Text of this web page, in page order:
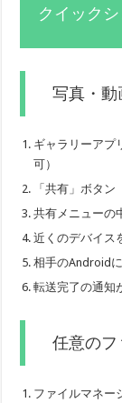
クイック
写真・動
ギャラリーアプ
可）
「共有」ボタ
共有メニューの
近くのデバイス
相手のAndroid
転送完了の通知
任意のフ
ファイルマネー